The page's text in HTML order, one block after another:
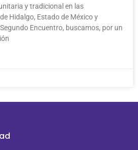
y tradicional en las
Hidalgo, Estado de México y
Encuentro, buscamos, por un